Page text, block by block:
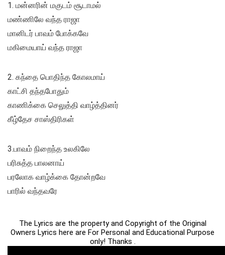
1. மன்னரின் மகுடம் சூடாமல்
மண்ணிலே வந்த ராஜா
மானிடர் பாவம் போக்கவே
மகிமையாய் வந்த ராஜா
2. கந்தை பொதிந்த கோலமாய்
காட்சி தந்தபோதும்
காணிக்கை செலுத்தி வாழ்த்தினர்
கீழ்தேச சாஸ்திரிகள்
3.பாவம் நிறைந்த உலகிலே
பரிசுத்த பாலனாய்
பரலோக வாழ்க்கை தோன்றவே
பாரில் வந்தவரே
The Lyrics are the property and Copyright of the Original
Owners Lyrics here are For Personal and Educational Purpose
only! Thanks .